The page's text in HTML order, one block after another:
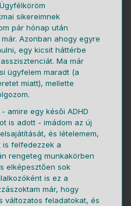
sikereimnek
pár hónap után
Azonban ahogy egyre
egy kicsit háttérbe
Ma már
ügyfelem maradt (a
miatt), mellette
amire egy késői ADHD
is adott - imádom az új
és lételemem,
is felfedezzek a
rengeteg munkakörben
elképesztően sok
is ez a
már, hogy
változatos feladatokat, és